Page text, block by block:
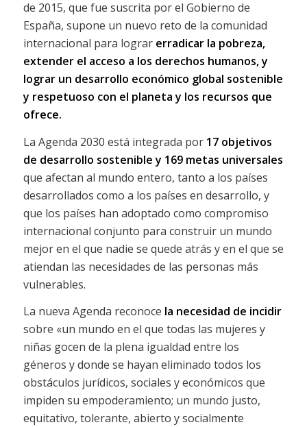
de 2015, que fue suscrita por el Gobierno de
España, supone un nuevo reto de la comunidad
internacional para lograr erradicar la pobreza,
extender el acceso a los derechos humanos, y
lograr un desarrollo económico global sostenible
y respetuoso con el planeta y los recursos que
ofrece.
La Agenda 2030 está integrada por 17 objetivos
de desarrollo sostenible y 169 metas universales
que afectan al mundo entero, tanto a los países
desarrollados como a los países en desarrollo, y
que los países han adoptado como compromiso
internacional conjunto para construir un mundo
mejor en el que nadie se quede atrás y en el que se
atiendan las necesidades de las personas más
vulnerables.
La nueva Agenda reconoce la necesidad de incidir
sobre «un mundo en el que todas las mujeres y
niñas gocen de la plena igualdad entre los
géneros y donde se hayan eliminado todos los
obstáculos jurídicos, sociales y económicos que
impiden su empoderamiento; un mundo justo,
equitativo, tolerante, abierto y socialmente